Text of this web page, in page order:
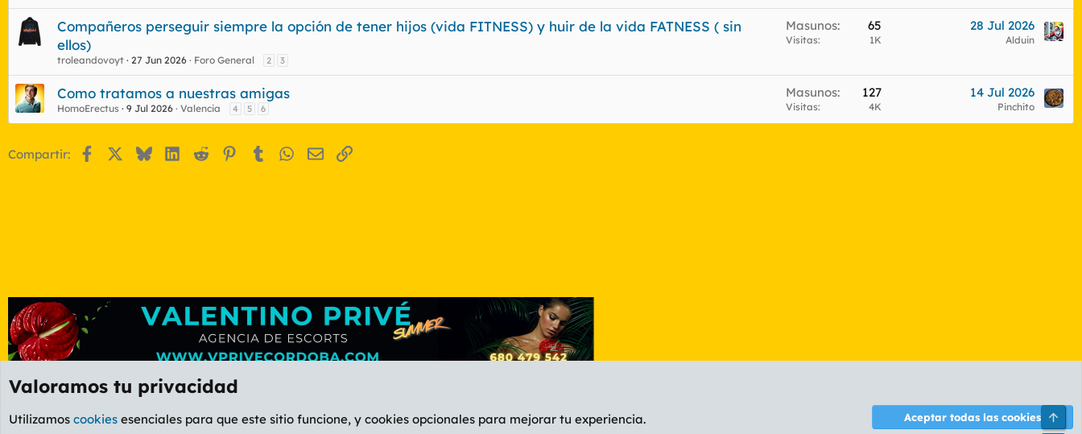
Compañeros perseguir siempre la opción de tener hijos (vida FITNESS) y huir de la vida FATNESS ( sin
ellos)
troleandovoyt 27 Jun 2026 Foro General 2 3
Masunos 65
Visitas 1K
28 Jul 2026
Alduin
Como tratamos a nuestras amigas
HomoErectus 9 Jul 2026 Valencia 4 5 6
Masunos 127
Visitas 4K
14 Jul 2026
Pinchito
Compartir: FacebookBlueskyLinkedIn
Reddit Pinterest
Tumblr WhatsApp
EmailEnlace
Foro General
Valoramos tu privacidad
Utilizamos cookies esenciales para que este sitio funcione, y cookies opcionales para mejorar tu experiencia. Aceptar todas las cookies